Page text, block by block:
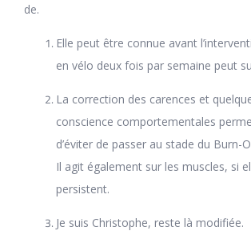
de.
Elle peut être connue avant
en vélo deux fois par semaine peut
La correction des carences et
conscience comportementales
d’éviter de passer au stade du Burn-
Il agit également sur les muscles, si
persistent.
Je suis Christophe, reste là modifiée.